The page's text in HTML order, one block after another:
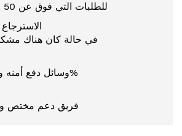
للطلبات التي فوق عن 50 ريال سعودي
الاسترجاع
في حالة كان هناك
وسائل دفع أمنه ومعتمدة 100%
فريق دعم مختص